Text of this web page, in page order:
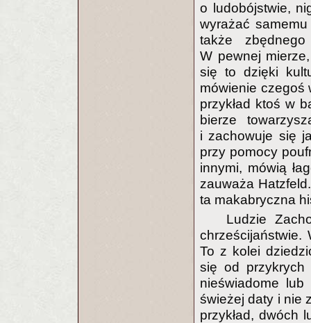
o ludobójstwie,
wyrażać
także
W pewnej
się to dzięki
mówienie czegoś
przykład ktoś w
bierze
i zachowuje się
przy pomocy
innymi, mówią
zauważa
ta makabryczna
Ludzie
chrześcijaństwie.
To z kolei
się od przykrych
nieświadome
świeżej daty i nie
przykład, dwóch